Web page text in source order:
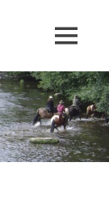
MENU